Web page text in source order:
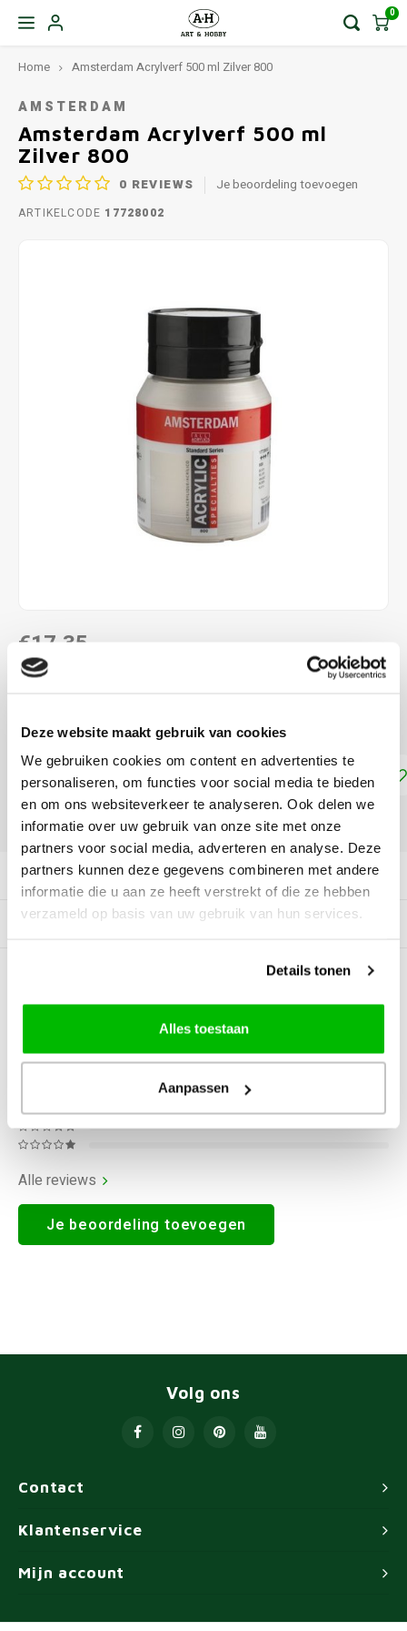
Deze website maakt gebruik van cookies
We gebruiken cookies om content en advertenties te
personaliseren, om functies voor social media te bieden
en om ons websiteverkeer te analyseren. Ook delen we
informatie over uw gebruik van onze site met onze
partners voor social media, adverteren en analyse. Deze
partners kunnen deze gegevens combineren met andere
informatie die u aan ze heeft verstrekt of die ze hebben
verzameld op basis van uw gebruik van hun services.
Details tonen
Alles toestaan
Aanpassen
0
Home Amsterdam Acrylverf 500 ml Zilver 800
AMSTERDAM
Amsterdam Acrylverf 500 ml
Zilver 800
0 REVIEWS Je beoordeling toevoegen
ARTIKELCODE 17728002
€17,35
DIRECT LEVERBAAR
Dekkracht: Halfdekkend Lees meer
Toevoegen aan winkelwagen
DELEN:
Productomschrijving
Gerelateerde producten
BEOORDELINGEN
Alle reviews
Je beoordeling toevoegen
Contact
Volg ons
Klantenservice
Mijn account